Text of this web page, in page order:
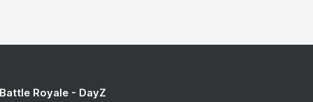
Royale - DayZ